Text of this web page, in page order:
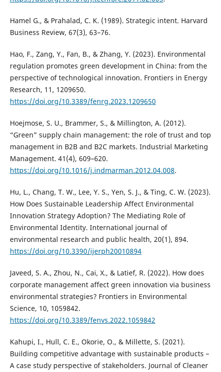
Hamel G., & Prahalad, C. K. (1989). Strategic intent. Harvard
Business Review, 67(3), 63–76.
Hao, F., Zang, Y., Fan, B., & Zhang, Y. (2023). Environmental
regulation promotes green development in China: from the
perspective of technological innovation. Frontiers in Energy
Research, 11, 1209650.
https://doi.org/10.3389/fenrg.2023.1209650
Hoejmose, S. U., Brammer, S., & Millington, A. (2012).
“Green” supply chain management: the role of trust and top
management in B2B and B2C markets. Industrial Marketing
Management. 41(4), 609–620.
https://doi.org/10.1016/j.indmarman.2012.04.008.
Hu, L., Chang, T. W., Lee, Y. S., Yen, S. J., & Ting, C. W. (2023).
How Does Sustainable Leadership Affect Environmental
Innovation Strategy Adoption? The Mediating Role of
Environmental Identity. International journal of
environmental research and public health, 20(1), 894.
https://doi.org/10.3390/ijerph20010894
Javeed, S. A., Zhou, N., Cai, X., & Latief, R. (2022). How does
corporate management affect green innovation via business
environmental strategies? Frontiers in Environmental
Science, 10, 1059842.
https://doi.org/10.3389/fenvs.2022.1059842
Kahupi, I., Hull, C. E., Okorie, O., & Millette, S. (2021).
Building competitive advantage with sustainable products –
A case study perspective of stakeholders. Journal of Cleaner